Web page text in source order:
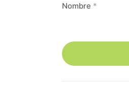
Nombre *